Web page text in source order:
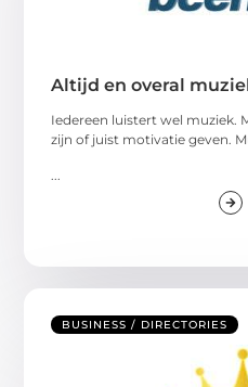
Altijd en overal
Iedereen luistert wel muziek.
zijn of juist motivatie geven.
BUSINESS / DIRECTORIES